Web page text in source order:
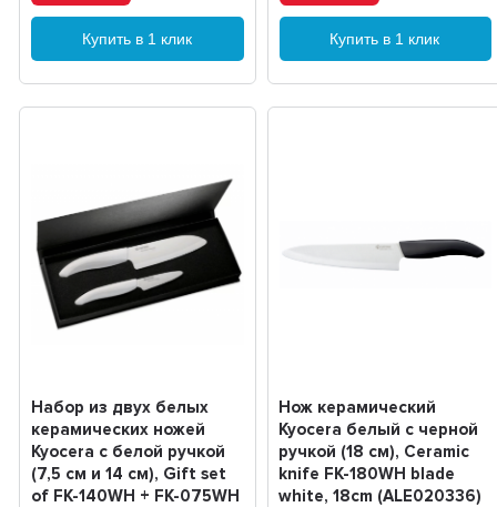
Купить в 1 клик Купить в 1 клик
Набор из двух белых
керамических ножей
Kyocera с белой ручкой
(7,5 см и 14 см), Gift set
of FK-140WH + FK-075WH
Нож керамический
Kyocera белый с черной
ручкой (18 см), Ceramic
knife FK-180WH blade
white, 18cm (ALE020336)